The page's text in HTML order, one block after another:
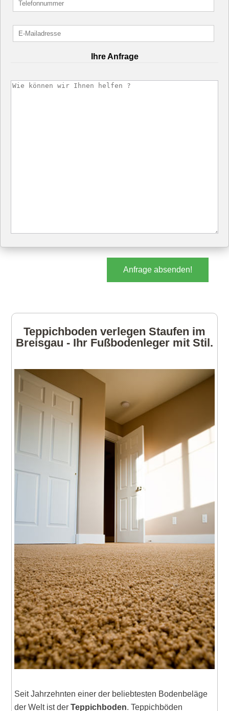
Ihre Anfrage
Anfrage absenden!
Teppichboden verlegen Staufen im
Breisgau - Ihr Fußbodenleger mit Stil.
Seit Jahrzehnten einer der beliebtesten Bodenbeläge
der Welt ist derTeppichboden. Teppichböden